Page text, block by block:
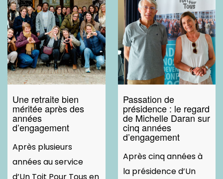
Une retraite bien
méritée après des
années
d’engagement
Après plusieurs
années au service
Passation de
présidence : le regard
de Michelle Daran sur
cinq années
d’engagement
Après cinq années à
la présidence d’Un